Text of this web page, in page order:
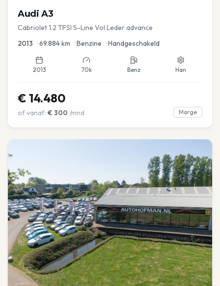
Audi A3
Cabriolet 1.2 TFSI S-Line Vol Leder advance
2013 •69.884km •Benzine •Handgeschakeld
2013 70k Benz Han
€ 14.480
of vanaf: € 300 /mnd Marge